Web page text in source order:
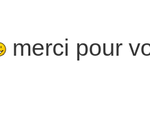
merci pour